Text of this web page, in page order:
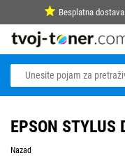
Besplatna dostava
EPSON STYLUS
Nazad